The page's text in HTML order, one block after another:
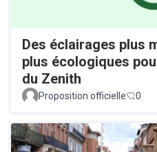
Des éclairages plus
plus écologiques
du Zenith
Proposition officielle 0